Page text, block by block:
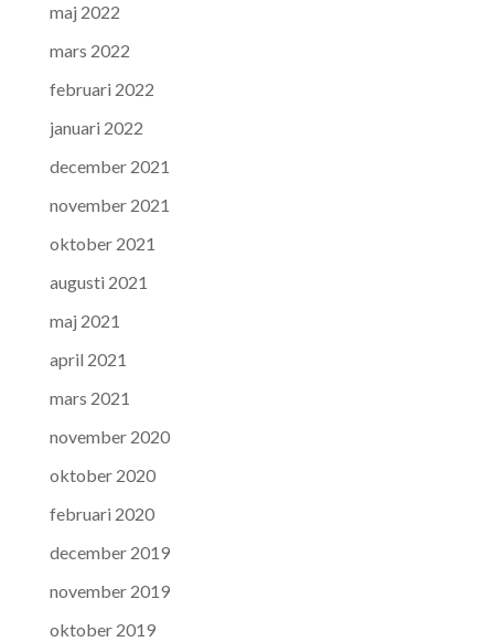
maj 2022
mars 2022
februari 2022
januari 2022
december 2021
november 2021
oktober 2021
augusti 2021
maj 2021
april 2021
mars 2021
november 2020
oktober 2020
februari 2020
december 2019
november 2019
oktober 2019